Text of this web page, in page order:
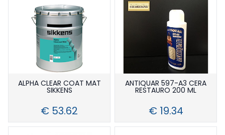
ALPHA CLEAR COAT MAT
SIKKENS
€ 53.62
ANTIQUAR 597-A3 CERA
RESTAURO 200 ML
€ 19.34
Epossidici
Abrasivi
Accessori (lucidanti E Abrasivi)
Lucidanti
Manutenzione E Cura
Detergenti E Spazzole
Lubrificanti E Spray
Trattamenti Teak
Resine
Epossidici
Poliestere
Vinilestere
Sigillanti (nautica)
Smalti (nautica)
Bicomponenti Yachting
Monocomponenti
Poliuretanici Bicomponenti
Teak Top Line
Stucchi (nautica)
Epossidici
Poliestere
Tessuti E Compositi